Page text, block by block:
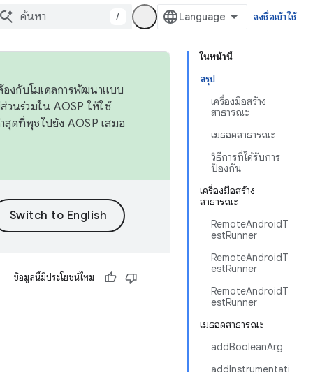
/ ลงชื่อเข้าใช้
ในหน้านี้
สรุป
เครื่องมือสร้าง
สาธารณะ
เมธอดสาธารณะ
วิธีการที่ได้รับการ
ป้องกัน
เครื่องมือสร้าง
สาธารณะ
RemoteAndroidT
estRunner
RemoteAndroidT
estRunner
RemoteAndroidT
estRunner
เมธอดสาธารณะ
addBooleanArg
addInstrumentati
องกับโมเดลการพัฒนาแบบ
วนร่วมใน AOSP ให้ใช้
สุดที่พุชไปยัง AOSP เสมอ
ข้อมูลนี้มีประโยชน์ไหม